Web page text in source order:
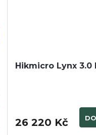
Hikmicro Lynx 3.0
26 220 Kč